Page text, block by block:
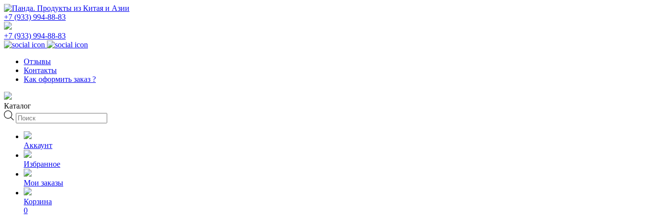
+7 (933) 994-88-83
+7 (933) 994-88-83
Отзывы
Контакты
Как оформить заказ ?
Каталог
Поиск
товаров
Аккаунт
Избранное
Мои заказы
Корзина
0